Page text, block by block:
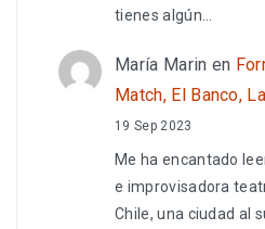
tienes algún…
María Marin en
Match, El Banco,
19 Sep 2023
Me ha encantado
e improvisadora
Chile, una ciudad al